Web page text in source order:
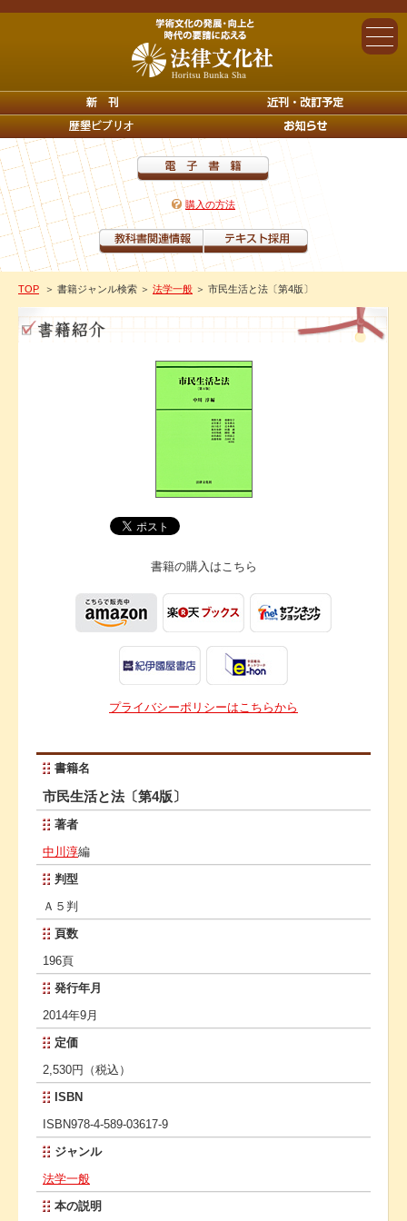
購入の方法
TOP ＞ 書籍ジャンル検索 ＞ 法学一般 ＞ 市民生活と法〔第4版〕
書籍の購入はこちら
プライバシーポリシーはこちらから
書籍名
市民生活と法〔第4版〕
著者
中川淳編
判型
Ａ５判
頁数
196頁
発行年月
2014年9月
定価
2,530円（税込）
ISBN
ISBN978-4-589-03617-9
ジャンル
法学一般
本の説明